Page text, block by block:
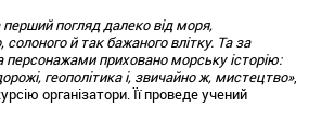
погляд далеко від моря,
солоного й так бажаного влітку. Та за
приховано морську історію:
геополітика і, звичайно ж, мистецтво»,
організатори. Її проведе учений